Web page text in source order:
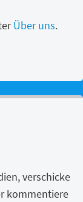
Über uns.
verschicke
kommentiere